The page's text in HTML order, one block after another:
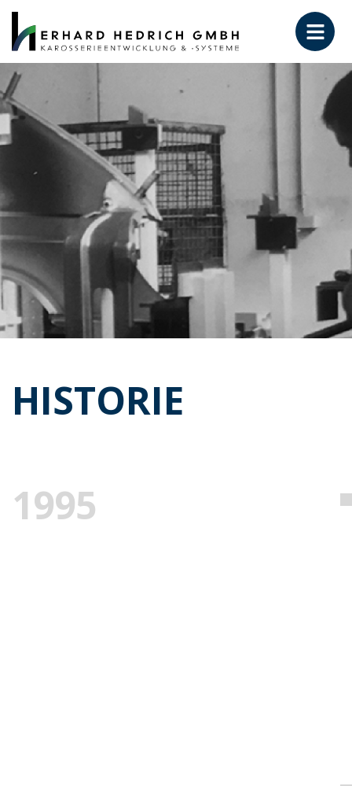
HISTORIE
1995